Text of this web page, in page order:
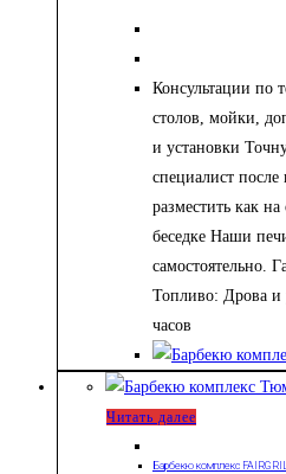
Консультации по
столов, мойки,
и установки
специалист
разместить как
беседке Наши
самостоятельно.
Топливо: Дрова и
часов
Читать далее
Барбекю комплекс